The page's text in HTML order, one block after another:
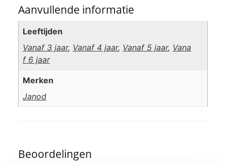
Aanvullende informatie
Leeftijden
Vanaf 3 jaar, Vanaf 4 jaar, Vanaf 5 jaar, Vana
f 6 jaar
Merken
Janod
Beoordelingen